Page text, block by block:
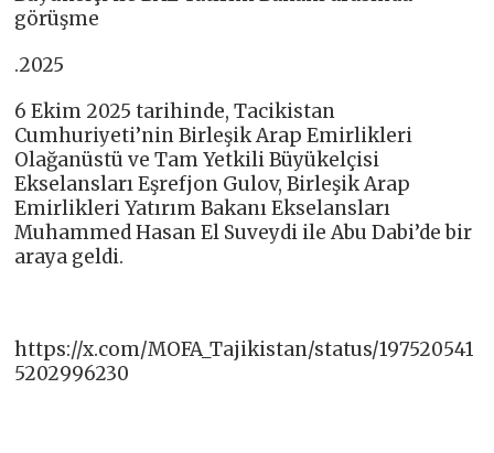
görüşme
.2025
6 Ekim 2025 tarihinde, Tacikistan
Cumhuriyeti’nin Birleşik Arap Emirlikleri
Olağanüstü ve Tam Yetkili Büyükelçisi
Ekselansları Eşrefjon Gulov, Birleşik Arap
Emirlikleri Yatırım Bakanı Ekselansları
Muhammed Hasan El Suveydi ile Abu Dabi’de bir
araya geldi.
https://x.com/MOFA_Tajikistan/status/197520541
5202996230